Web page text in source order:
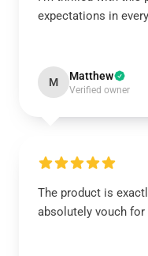
expectations in
M Matthew
Verified owner
The product is
absolutely vouch for